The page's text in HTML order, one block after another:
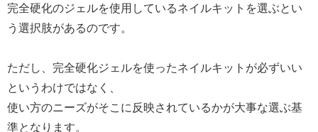
完全硬化のジェルを使用しているネイルキットを選ぶとい
う選択肢があるのです。
ただし、完全硬化ジェルを使ったネイルキットが必ずいい
というわけではなく、
使い方のニーズがそこに反映されているかが大事な選ぶ基
準となります。